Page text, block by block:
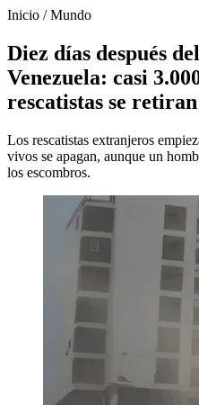
Inicio /Mundo
Diez días después
Venezuela: casi
rescatistas se retiran
Los rescatistas extranjeros
vivos se apagan, aunque un
los escombros.